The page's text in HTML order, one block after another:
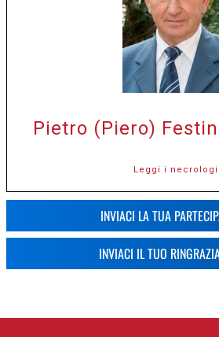
Pietro (Piero)
Leggi i necrologi
INVIACI LA TUA
INVIACI IL TUO